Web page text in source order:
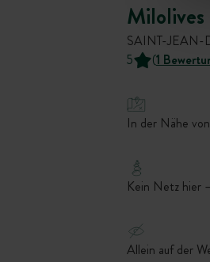
Milolives
SAINT-JEAN-
5
(1
In der Nähe
Kein Netz hier
Allein auf der